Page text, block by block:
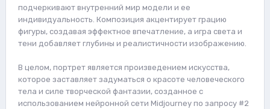
подчеркивают внутренний мир модели и ее
индивидуальность. Композиция акцентирует грацию
фигуры, создавая эффектное впечатление, а игра света и
тени добавляет глубины и реалистичности изображению.
В целом, портрет является произведением искусства,
которое заставляет задуматься о красоте человеческого
тела и силе творческой фантазии, созданное с
использованием нейронной сети Midjourney по запросу #2